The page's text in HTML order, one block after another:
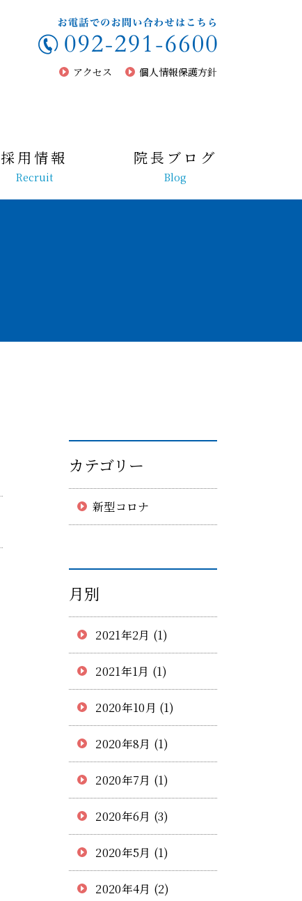
アクセス 個人情報保護方針
採用情報
Recruit
院長ブログ
Blog
カテゴリー
新型コロナ
月別
2021年2月 (1)
2021年1月 (1)
2020年10月 (1)
2020年8月 (1)
2020年7月 (1)
2020年6月 (3)
2020年5月 (1)
2020年4月 (2)